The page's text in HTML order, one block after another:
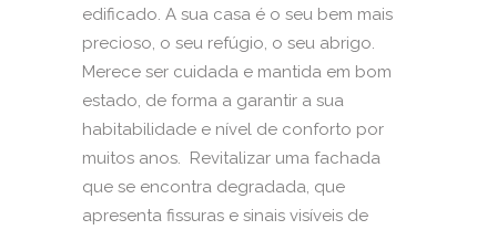
edificado. A sua casa é o seu bem mais
precioso, o seu refúgio, o seu abrigo.
Merece ser cuidada e mantida em bom
estado, de forma a garantir a sua
habitabilidade e nível de conforto por
muitos anos. Revitalizar uma fachada
que se encontra degradada, que
apresenta fissuras e sinais visíveis de